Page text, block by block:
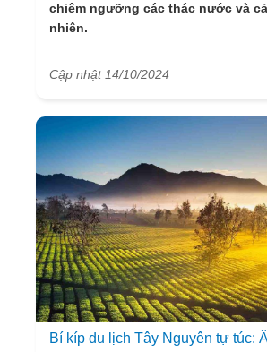
chiêm ngưỡng các thác nước và
nhiên.
Cập nhật 14/10/2024
Bí kíp du lịch Tây Nguyên tự túc: